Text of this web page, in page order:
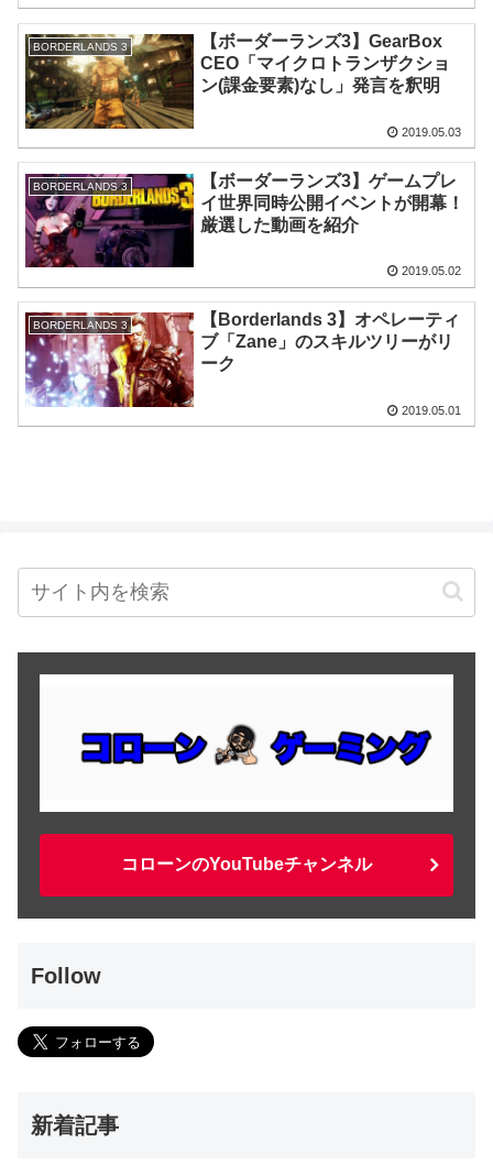
BORDERLANDS 3
【ボーダーランズ3】GearBox
CEO「マイクロトランザクショ
ン(課金要素)なし」発言を釈明
2019.05.03
BORDERLANDS 3
【ボーダーランズ3】ゲームプレ
イ世界同時公開イベントが開幕！
厳選した動画を紹介
2019.05.02
BORDERLANDS 3
【Borderlands 3】オペレーティ
ブ「Zane」のスキルツリーがリ
ーク
2019.05.01
コローンのYouTubeチャンネル
Follow
新着記事